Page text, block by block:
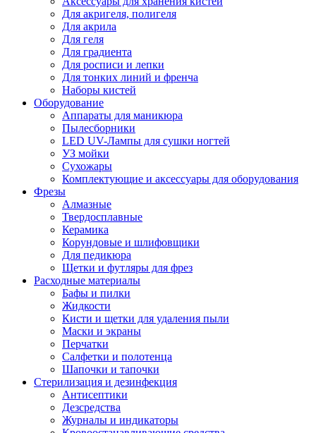
Для акригеля, полигеля
Для акрила
Для геля
Для градиента
Для росписи и лепки
Для тонких линий и френча
Наборы кистей
Оборудование
Аппараты для маникюра
Пылесборники
LED UV-Лампы для сушки ногтей
УЗ мойки
Сухожары
Комплектующие и аксессуары для оборудования
Фрезы
Алмазные
Твердосплавные
Керамика
Корундовые и шлифовщики
Для педикюра
Щетки и футляры для фрез
Расходные материалы
Бафы и пилки
Жидкости
Кисти и щетки для удаления пыли
Маски и экраны
Перчатки
Салфетки и полотенца
Шапочки и тапочки
Стерилизация и дезинфекция
Антисептики
Дезсредства
Журналы и индикаторы